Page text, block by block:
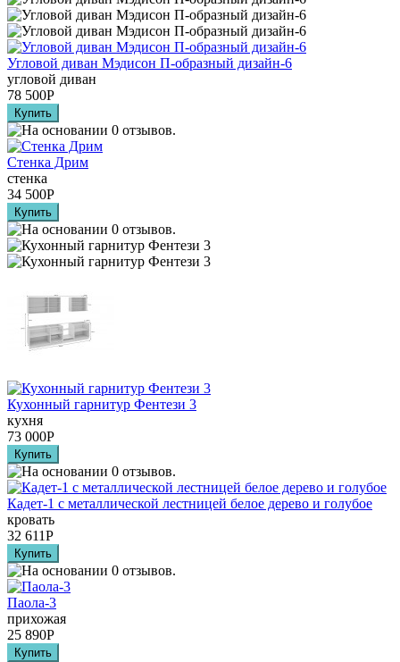
Угловой диван Мэдисон П-образный дизайн-6
угловой диван
78 500Р
Стенка Дрим
стенка
34 500Р
Кухонный гарнитур Фентези 3
кухня
73 000Р
Кадет-1 с металлической лестницей белое дерево и голубое
кровать
32 611Р
Паола-3
прихожая
25 890Р